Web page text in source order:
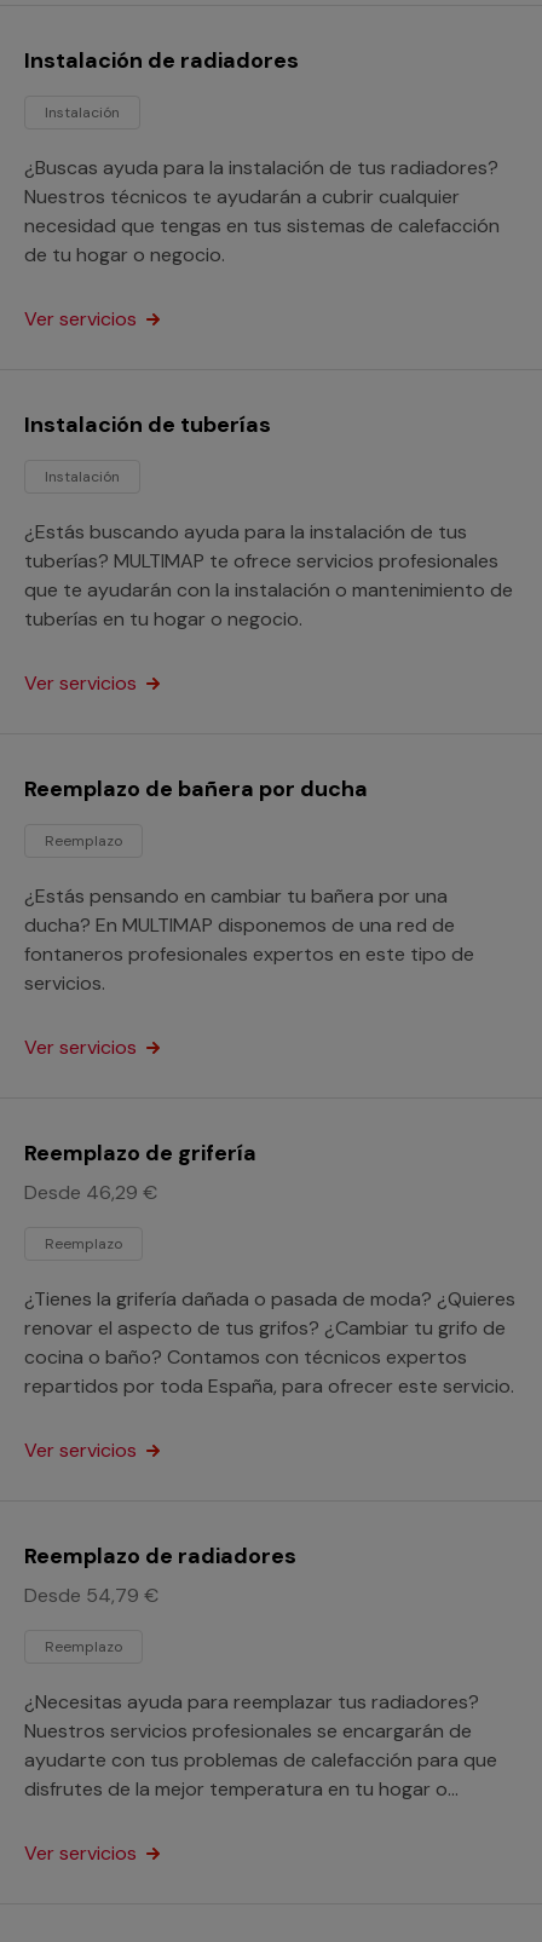
Instalación de radiadores
Instalación
¿Buscas ayuda para la instalación de tus radiadores?
Nuestros técnicos te ayudarán a cubrir cualquier
necesidad que tengas en tus sistemas de calefacción
de tu hogar o negocio.
Ver servicios
Instalación de tuberías
Instalación
¿Estás buscando ayuda para la instalación de tus
tuberías? MULTIMAP te ofrece servicios profesionales
que te ayudarán con la instalación o mantenimiento de
tuberías en tu hogar o negocio.
Ver servicios
Reemplazo de bañera por ducha
Reemplazo
¿Estás pensando en cambiar tu bañera por una
ducha? En MULTIMAP disponemos de una red de
fontaneros profesionales expertos en este tipo de
servicios.
Ver servicios
Reemplazo de grifería
Desde 46,29 €
Reemplazo
¿Tienes la grifería dañada o pasada de moda? ¿Quieres
renovar el aspecto de tus grifos? ¿Cambiar tu grifo de
cocina o baño? Contamos con técnicos expertos
repartidos por toda España, para ofrecer este servicio.
Ver servicios
Reemplazo de radiadores
Desde 54,79 €
Reemplazo
¿Necesitas ayuda para reemplazar tus radiadores?
Nuestros servicios profesionales se encargarán de
ayudarte con tus problemas de calefacción para que
disfrutes de la mejor temperatura en tu hogar o
Ver servicios